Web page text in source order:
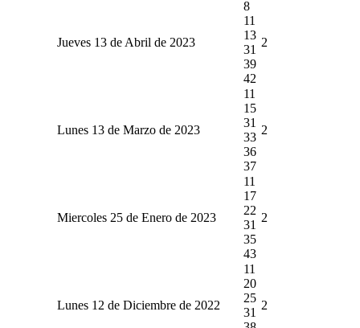
Jueves 13 de Abril de 2023
8
11
13
31
39
42
2
Lunes 13 de Marzo de 2023
11
15
31
33
36
37
2
Miercoles 25 de Enero de 2023
11
17
22
31
35
43
2
Lunes 12 de Diciembre de 2022
11
20
25
31
2